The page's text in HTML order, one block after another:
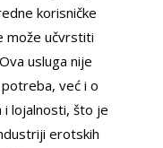
korisničke
može učvrstiti
usluga nije
već i o
lojalnosti, što je
erotskih